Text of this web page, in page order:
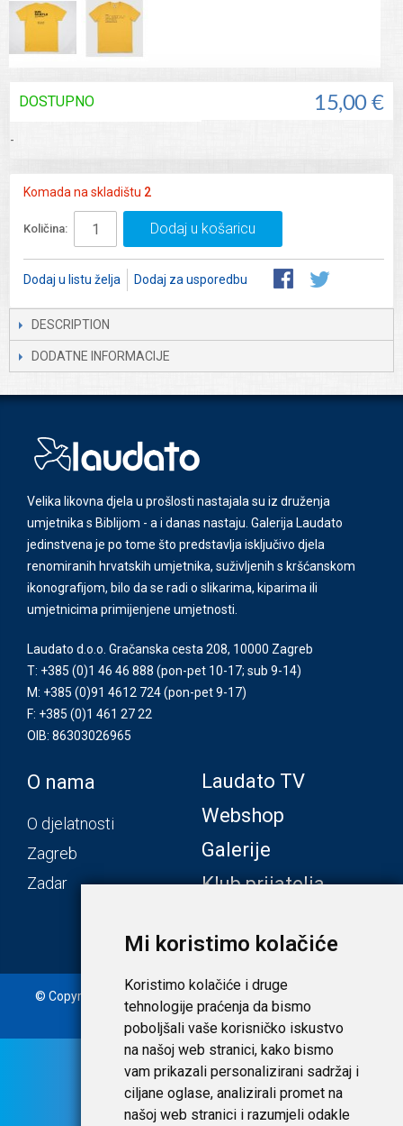
Mi koristimo kolačiće
Koristimo kolačiće i druge
tehnologije praćenja da bismo
poboljšali vaše korisničko iskustvo
na našoj web stranici, kako bismo
vam prikazali personalizirani sadržaj i
ciljane oglase, analizirali promet na
našoj web stranici i razumjeli odakle
15,00 €
DOSTUPNO
-
Komada na skladištu 2
Količina: Dodaj u košaricu
Dodaj u listu želja Dodaj za usporedbu
DESCRIPTION
DODATNE INFORMACIJE
Velika likovna djela u prošlosti nastajala su iz druženja
umjetnika s Biblijom - a i danas nastaju. Galerija Laudato
jedinstvena je po tome što predstavlja isključivo djela
renomiranih hrvatskih umjetnika, suživljenih s kršćanskom
ikonografijom, bilo da se radi o slikarima, kiparima ili
umjetnicima primijenjene umjetnosti.
Laudato d.o.o. Gračanska cesta 208, 10000 Zagreb
T: +385 (0)1 46 46 888 (pon-pet 10-17; sub 9-14)
M: +385 (0)91 4612 724(pon-pet 9-17)
F: +385 (0)1 461 27 22
OIB: 86303026965
O nama
O djelatnosti
Zagreb
Zadar
Laudato TV
Webshop
Galerije
Klub prijatelja
© Copyright 2020. Laudato d.o.o. | Tečaj konverzije: 1 EUR =
7,53450 HRK | Uvjeti i privatnost